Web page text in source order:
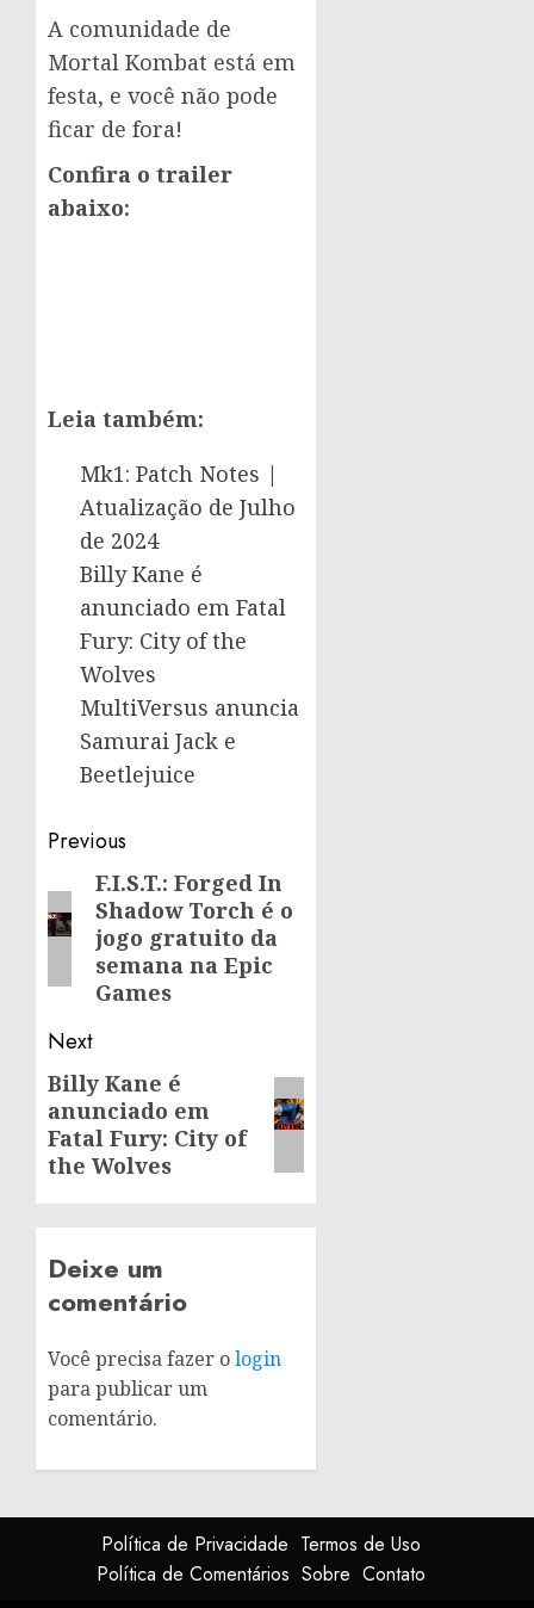
A comunidade de
Mortal Kombat está em
festa, e você não pode
ficar de fora!
Confira o trailer
abaixo:
Leia também:
Mk1: Patch Notes |
Atualização de Julho
de 2024
Billy Kane é
anunciado em Fatal
Fury: City of the
Wolves
MultiVersus anuncia
Samurai Jack e
Beetlejuice
Post
navigation
Previous
Previous
post:
F.I.S.T.: Forged In
Shadow Torch é o
jogo gratuito da
semana na Epic
Games
Next
Next
post:
Billy Kane é
anunciado em
Fatal Fury: City of
the Wolves
Deixe um
comentário
Você precisa fazer ologin
para publicar um
comentário.
Política de Privacidade Termos de Uso
Política de Comentários Sobre Contato